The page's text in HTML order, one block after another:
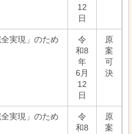
12
日
実現」のため
令
和8
年
6月
12
日
原
案
可
決
実現」のため
令
和8
原
案